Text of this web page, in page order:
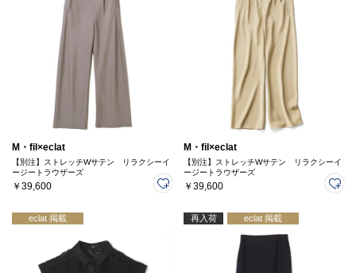
M・fil×eclat
【別注】ストレッチWサテン リラクシーイ
ージートラウザーズ
￥39,600
M・fil×eclat
【別注】ストレッチWサテン リラクシーイ
ージートラウザーズ
￥39,600
eclat 掲載 再入荷 eclat 掲載